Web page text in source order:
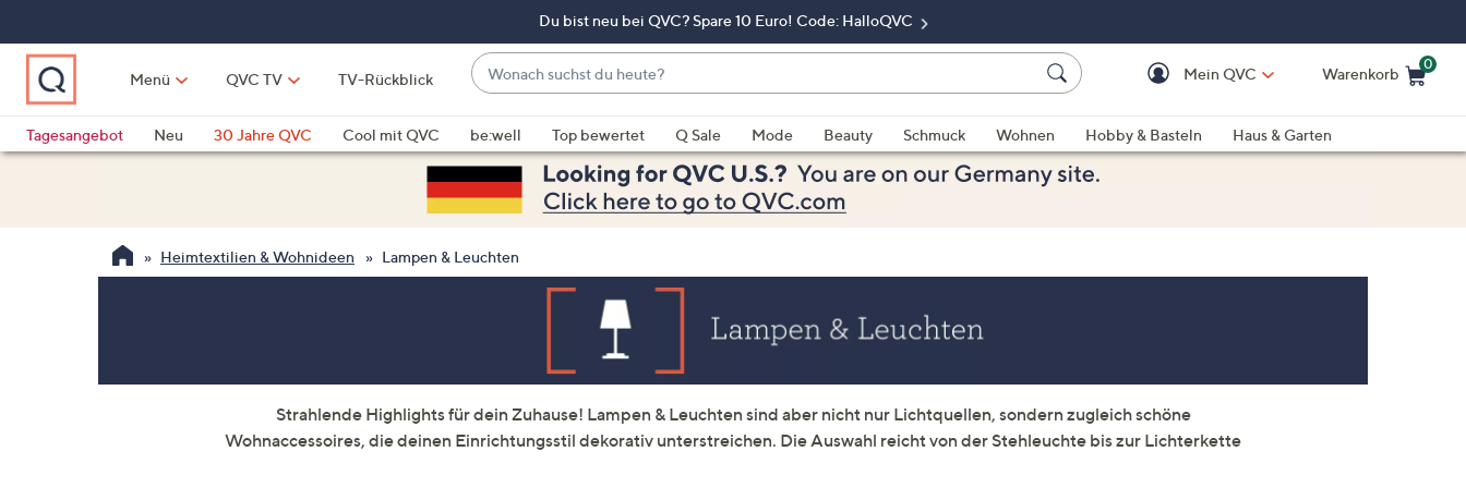
springen
Du bist neu bei QVC? Spare 10 Euro! Code: HalloQVC
Menü QVC TV TV-Rückblick
Wonach
suchst
du
heute?
Vorschläge
verfügbar
sind,
verwenden
die
Pfeiltasten
unten
oder
Mein QVC Warenkorb
0
Tagesangebot
Neu 30 Jahre QVC Cool mit QVC be:well Top bewertet Q Sale Mode Beauty Schmuck Wohnen Hobby & Basteln
Haus & Garten
Heimtextilien & Wohnideen Lampen & Leuchten
Strahlende Highlights für dein Zuhause! Lampen & Leuchten sind aber nicht nur Lichtquellen, sondern zugleich schöne
Wohnaccessoires, die deinen Einrichtungsstil dekorativ unterstreichen. Die Auswahl reicht von der Stehleuchte bis zur Lichterkette